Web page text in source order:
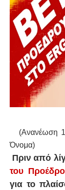
(Ανανέωση
Όνομα)
Πριν από
του
για το